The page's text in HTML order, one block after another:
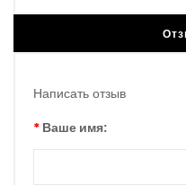
Написать отзыв
Ваше имя: